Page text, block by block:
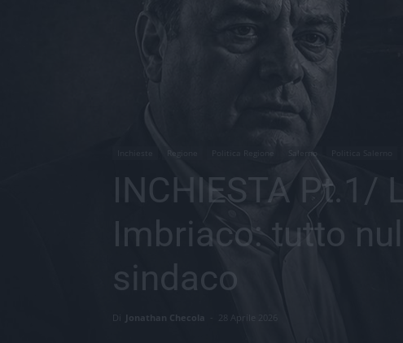
Regione Salerno
INCHIESTA Pt.1/
Imbriaco: tutto
sindaco
Jonathan Checola 28 Aprile 2026